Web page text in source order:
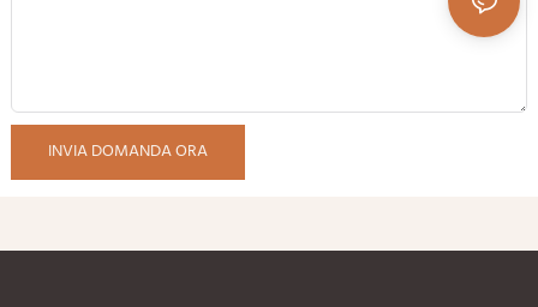
INVIA DOMANDA ORA